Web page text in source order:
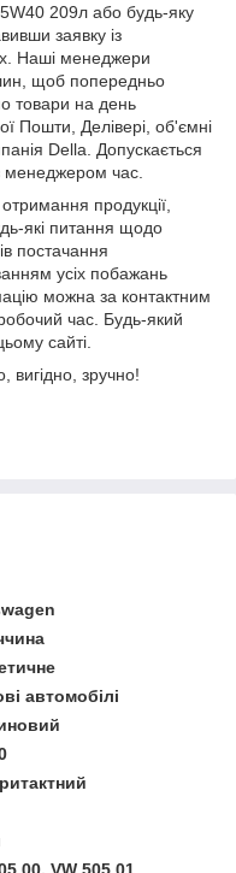
209л або будь-яку
заявку із
Наші менеджери
щоб попередньо
товари на день
Пошти, Делівері, об'ємні
Della. Допускається
менеджером час.
продукції,
які питання щодо
постачання
усіх побажань
можна за контактним
час. Будь-який
сайті.
вигідно, зручно!
автомобілі